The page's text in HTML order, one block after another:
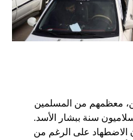
معظمهم من المسلمين
سنة ببشار الأسد.
الاضطهاد على الرغم من